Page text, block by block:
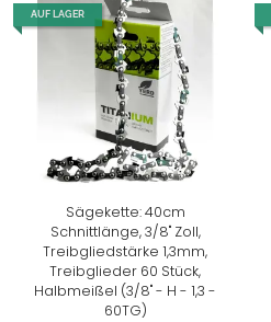
AUF LAGER
Sägekette: 40cm
Schnittlänge, 3/8" Zoll,
Treibgliedstärke 1,3mm,
Treibglieder 60 Stück,
Halbmeißel (3/8" - H - 1,3 -
60TG)